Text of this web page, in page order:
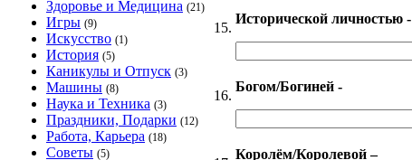
Здоровье и Медицина (21)
Игры (9)
Искусство (1)
История (5)
Каникулы и Отпуск (3)
Машины (8)
Наука и Техника (3)
Праздники, Подарки (12)
Работа, Карьера (18)
Советы (5)
15.
Исторической личностью -
16.
Богом/Богиней -
Королём/Королевой –